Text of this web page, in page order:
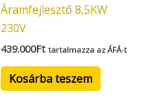
Áramfejlesztő 8,5KW
230V
439.000Ft tartalmazza az ÁFÁ-t
Kosárba teszem